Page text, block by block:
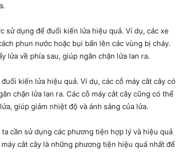
sử dụng để đuổi kiến lửa hiệu quả. Ví dụ, các xe
phun nước hoặc bụi bẩn lên các vùng bị cháy.
lửa về phía sau, giúp ngăn chặn lửa lan ra.
kiến lửa hiệu quả. Ví dụ, các cỗ máy cắt cây có
chặn lửa lan ra. Các cỗ máy cắt cây cũng có thể
giúp giảm nhiệt độ và ánh sáng của lửa.
cần sử dụng các phương tiện hợp lý và hiệu quả
cắt cây là những phương tiện hiệu quả nhất để